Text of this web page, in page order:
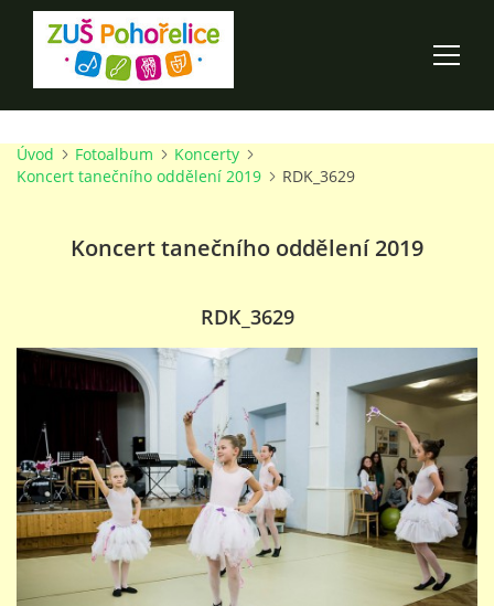
ÚVOD
O ŠKOLE
PRO RODIČE
TALENTOVÉ ZKOUŠKY
STUDIJNÍ OBORY
Úvod Fotoalbum
Koncerty
Koncert tanečního oddělení 2019
RDK_3629
Koncert tanečního oddělení 2019
RDK_3629